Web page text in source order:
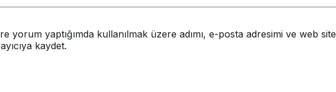
yorum yaptığımda kullanılmak üzere adımı, e-posta adresimi ve web site
kaydet.